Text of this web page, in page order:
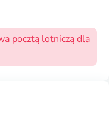
pocztą lotniczą dla